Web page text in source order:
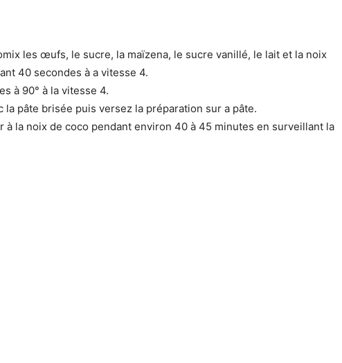
les œufs, le sucre, la maïzena, le sucre vanillé, le lait et la noix
40 secondes à a vitesse 4.
à 90° à la vitesse 4.
la pâte brisée puis versez la préparation sur a pâte.
à la noix de coco pendant environ 40 à 45 minutes en surveillant la